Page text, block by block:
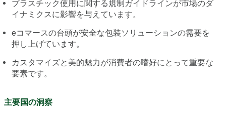
プラスチック使用に関する規制ガイドラインが市場のダ
イナミクスに影響を与えています。
eコマースの台頭が安全な包装ソリューションの需要を
押し上げています。
カスタマイズと美的魅力が消費者の嗜好にとって重要な
要素です。
主要国の洞察